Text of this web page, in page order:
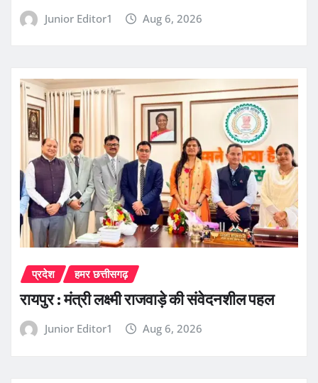
Junior Editor1 Aug 6, 2026
प्रदेश हमर छत्तीसगढ़
रायपुर : मंत्री लक्ष्मी राजवाड़े की संवेदनशील पहल
Junior Editor1 Aug 6, 2026